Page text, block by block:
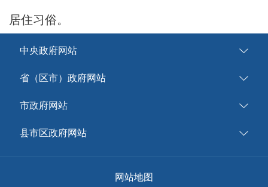
居住习俗。
中央政府网站
省（区市）政府网站
市政府网站
县市区政府网站
网站地图